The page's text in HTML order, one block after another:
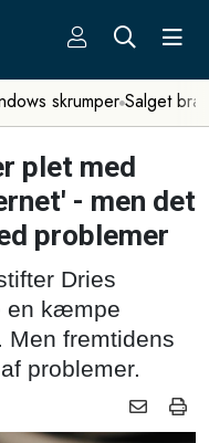
skrumper Salget
plet med
- men det
problemer
Dries
en kæmpe
fremtidens
problemer.